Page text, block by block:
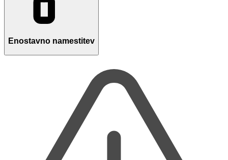
Enostavno namestitev